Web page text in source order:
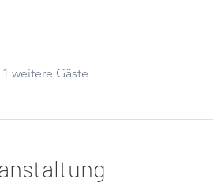
weitere Gäste